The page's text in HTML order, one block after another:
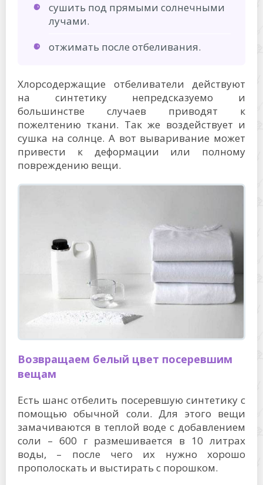
сушить под прямыми солнечными
лучами.
отжимать после отбеливания.
Хлорсодержащие отбеливатели действуют
на синтетику непредсказуемо и
большинстве случаев приводят к
пожелтению ткани. Так же воздействует и
сушка на солнце. А вот вываривание может
привести к деформации или полному
повреждению вещи.
Возвращаем белый цвет посеревшим
вещам
Есть шанс отбелить посеревшую синтетику с
помощью обычной соли. Для этого вещи
замачиваются в теплой воде с добавлением
соли – 600 г размешивается в 10 литрах
воды, – после чего их нужно хорошо
прополоскать и выстирать с порошком.